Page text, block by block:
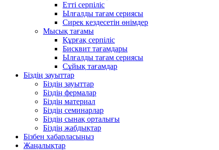
Етті серпіліс
Ылғалды тағам сериясы
Сирек кездесетін өнімдер
Мысық тағамы
Құрғақ серпіліс
Бисквит тағамдары
Ылғалды тағам сериясы
Сұйық тағамдар
Біздің зауыттар
Біздің зауыттар
Біздің фермалар
Біздің материал
Біздің семинарлар
Біздің сынақ орталығы
Біздің жабдықтар
Бізбен хабарласыңыз
Жаңалықтар